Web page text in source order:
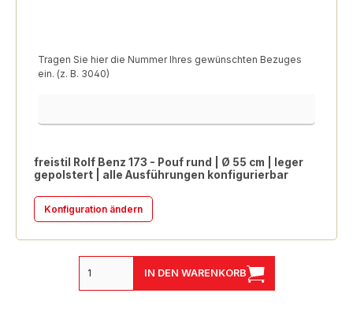
Tragen Sie hier die Nummer Ihres gewünschten Bezuges
ein. (z. B. 3040)
freistil Rolf Benz 173 - Pouf rund | Ø 55 cm | leger
gepolstert | alle Ausführungen konfigurierbar
Konfiguration ändern
IN DEN WARENKORB